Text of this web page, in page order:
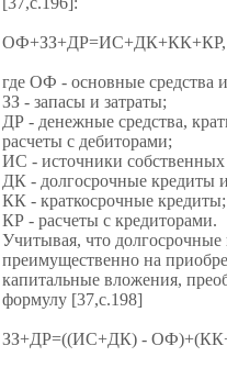
ОФ+ЗЗ+ДР=ИС+ДК+КК+КР,
где ОФ - основные средства
ЗЗ - запасы и затраты;
ДР - денежные средства,
расчеты с дебиторами;
ИС - источники собственных
ДК - долгосрочные кредиты
КК - краткосрочные кредиты;
КР - расчеты с кредиторами.
Учитывая, что
преимущественно на
капитальные вложения,
формулу [37,с.198]
ЗЗ+ДР=((ИС+ДК) -